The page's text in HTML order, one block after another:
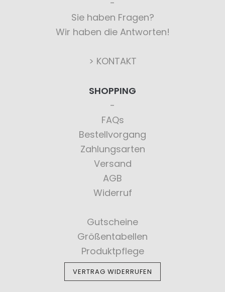
Sie haben Fragen?
Wir haben die Antworten!
> KONTAKT
SHOPPING
FAQs
Bestellvorgang
Zahlungsarten
Versand
AGB
Widerruf
Gutscheine
Größentabellen
Produktpflege
VERTRAG WIDERRUFEN